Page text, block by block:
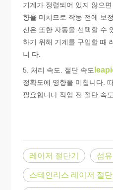
기계가 정렬되어 있지 않으
향을 미치므로 작동 전에 보
신은 또한 자동을 선택할 수
하기 위해 기계를 구입할 때
니 다.
5. 처리 속도. 절단 속도
정확도에 영향을 미칩니다.
필요합니다 작업 전 절단 속
레이저 절단기 섬
스테인리스 레이저 절